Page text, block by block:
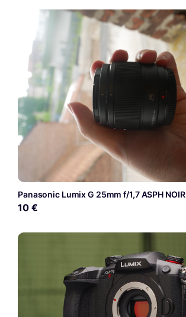
Panasonic Lumix G 25mm f/1,7 ASPH NOIR
10 €